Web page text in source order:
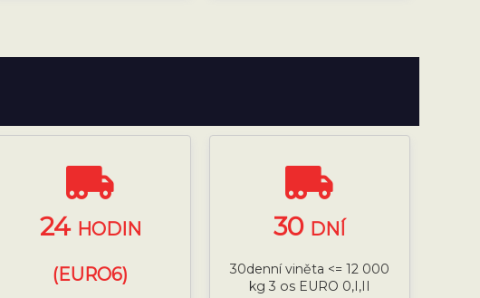
24 HODIN
(EURO6)
30 DNÍ
30denní viněta <= 12 000
kg 3 os EURO 0,I,II